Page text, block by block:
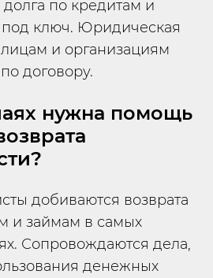
долга по кредитам и
ключ. Юридическая
и организациям
договору.
нужна помощь
добиваются возврата
и займам в самых
Сопровождаются дела,
денежных